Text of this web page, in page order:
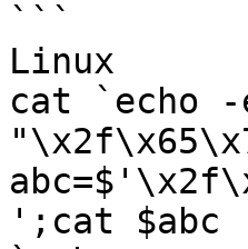
```
Linux
cat `echo -
';cat $abc